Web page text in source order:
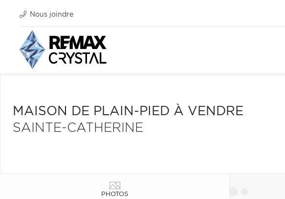
Nous joindre
MAISON DE PLAIN-PIED À VENDRE
SAINTE-CATHERINE
PHOTOS